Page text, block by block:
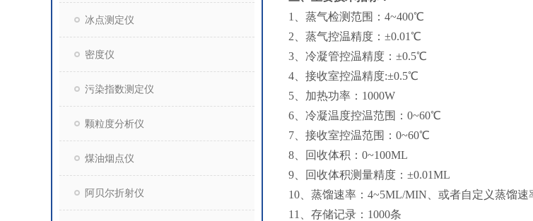
冰点测定仪
密度仪
污染指数测定仪
颗粒度分析仪
煤油烟点仪
阿贝尔折射仪
1、蒸气检测范围：4~400℃
2、蒸气控温精度：±0.01℃
3、冷凝管控温精度：±0.5℃
4、接收室控温精度:±0.5℃
5、加热功率：1000W
6、冷凝温度控温范围：0~60℃
7、接收室控温范围：0~60℃
8、回收体积：0~100ML
9、回收体积测量精度：±0.01ML
10、蒸馏速率：4~5ML/MIN、或者自定义蒸馏速
11、存储记录：1000条